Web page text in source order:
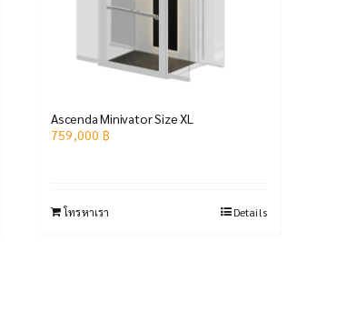
Ascenda Minivator Size XL
759,000 ฿
โทรหาเรา Details